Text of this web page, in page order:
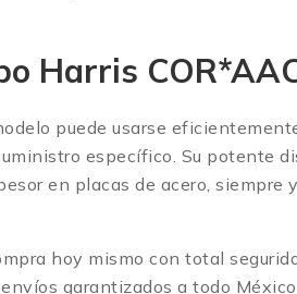
Harris
puede usarse
específico. Su potente
en placas de acero, siempre
hoy mismo con total
garantizados a todo